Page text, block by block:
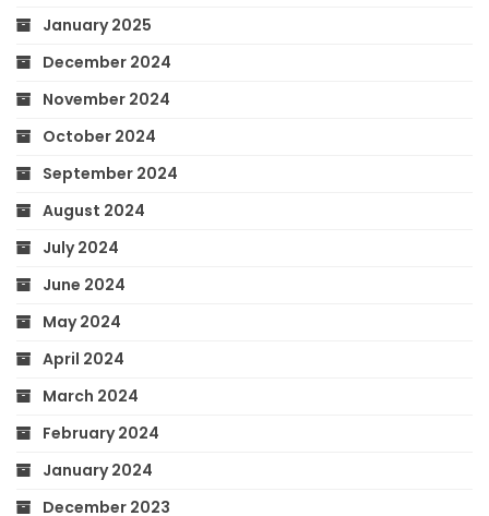
January 2025
December 2024
November 2024
October 2024
September 2024
August 2024
July 2024
June 2024
May 2024
April 2024
March 2024
February 2024
January 2024
December 2023